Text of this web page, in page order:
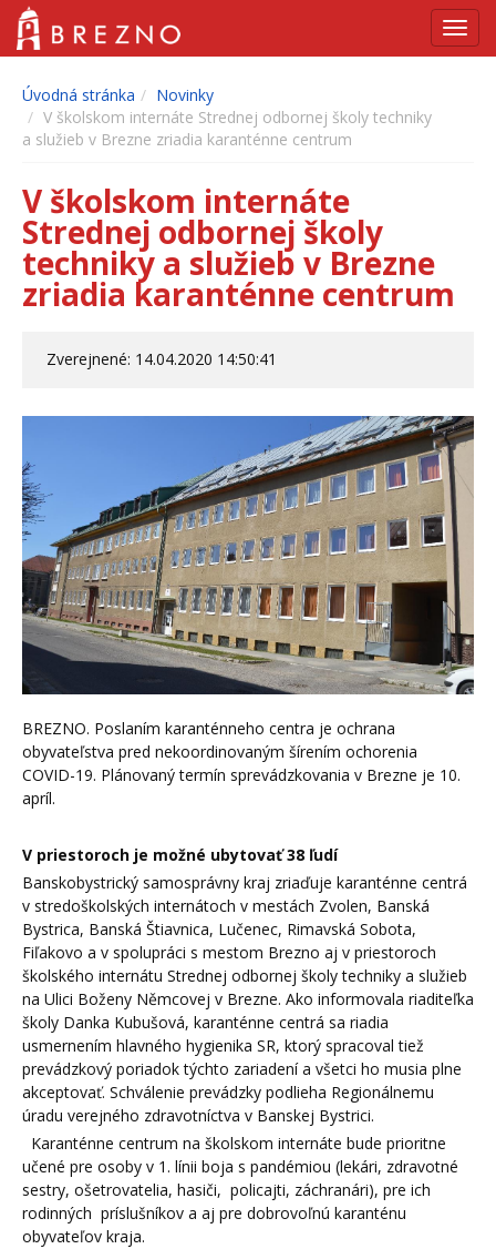
Úvodná stránka
Novinky
V školskom internáte Strednej odbornej školy techniky
a služieb v Brezne zriadia karanténne centrum
V školskom internáte
Strednej odbornej školy
techniky a služieb v Brezne
zriadia karanténne centrum
Zverejnené: 14.04.2020 14:50:41
BREZNO. Poslaním karanténneho centra je ochrana
obyvateľstva pred nekoordinovaným šírením ochorenia
COVID-19. Plánovaný termín sprevádzkovania v Brezne je 10.
apríl.
V priestoroch je možné ubytovať 38 ľudí
Banskobystrický samosprávny kraj zriaďuje karanténne centrá
v stredoškolských internátoch v mestách Zvolen, Banská
Bystrica, Banská Štiavnica, Lučenec, Rimavská Sobota,
Fiľakovo a v spolupráci s mestom Brezno aj v priestoroch
školského internátu Strednej odbornej školy techniky a služieb
na Ulici Boženy Němcovej v Brezne. Ako informovala riaditeľka
školy Danka Kubušová, karanténne centrá sa riadia
usmernením hlavného hygienika SR, ktorý spracoval tiež
prevádzkový poriadok týchto zariadení a všetci ho musia plne
akceptovať. Schválenie prevádzky podlieha Regionálnemu
úradu verejného zdravotníctva v Banskej Bystrici.
Karanténne centrum na školskom internáte bude prioritne
učené pre osoby v 1. línii boja s pandémiou (lekári, zdravotné
sestry, ošetrovatelia, hasiči, policajti, záchranári), pre ich
rodinných príslušníkov a aj pre dobrovoľnú karanténu
obyvateľov kraja.